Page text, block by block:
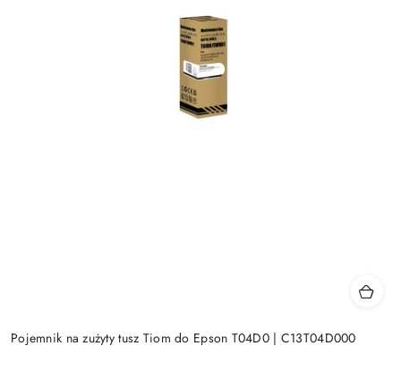
Pojemnik na zużyty tusz Tiom do Epson T04D0 | C13T04D000